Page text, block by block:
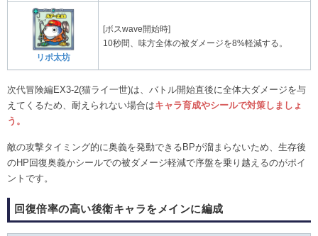
リポ太坊
[ボスwave開始時]
10秒間、味方全体の被ダメージを8%軽減する。
次代冒険編EX3-2(猫ライ一世)は、バトル開始直後に全体大ダメージを与
えてくるため、耐えられない場合はキャラ育成やシールで対策しましょ
う。
敵の攻撃タイミング的に奥義を発動できるBPが溜まらないため、生存後
のHP回復奥義かシールでの被ダメージ軽減で序盤を乗り越えるのがポイ
ントです。
回復倍率の高い後衛キャラをメインに編成